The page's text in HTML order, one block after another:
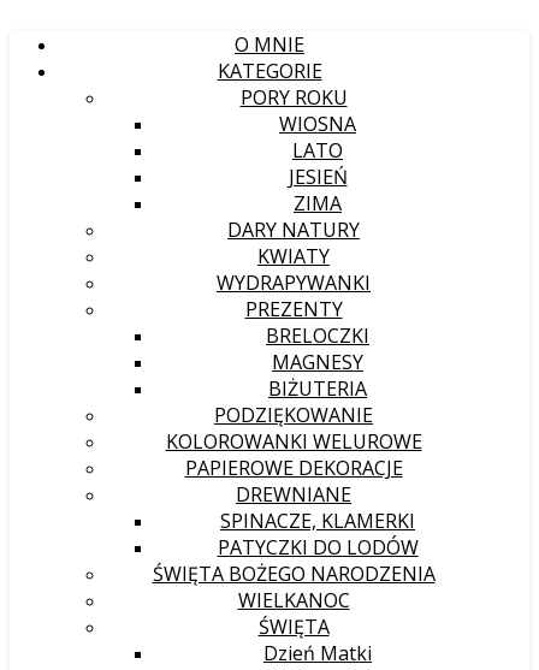
O MNIE
KATEGORIE
PORY ROKU
WIOSNA
LATO
JESIEŃ
ZIMA
DARY NATURY
KWIATY
WYDRAPYWANKI
PREZENTY
BRELOCZKI
MAGNESY
BIŻUTERIA
PODZIĘKOWANIE
KOLOROWANKI WELUROWE
PAPIEROWE DEKORACJE
DREWNIANE
SPINACZE, KLAMERKI
PATYCZKI DO LODÓW
ŚWIĘTA BOŻEGO NARODZENIA
WIELKANOC
ŚWIĘTA
Dzień Matki